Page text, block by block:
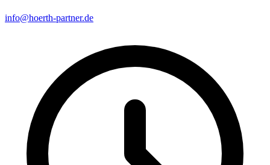
info@hoerth-partner.de